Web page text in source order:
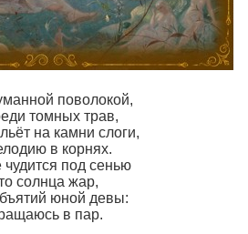
поволокой,
томных трав,
на камни слоги,
в корнях.
под сенью
солнца жар,
юной девы:
в пар.